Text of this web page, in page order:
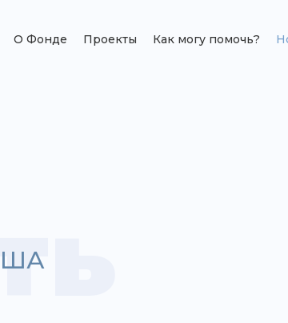
О Фонде Проекты Как могу помочь?